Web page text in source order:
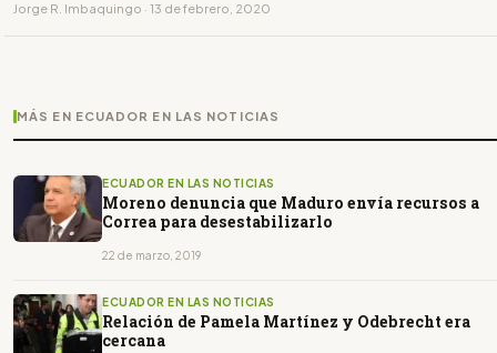
Jorge R. Imbaquingo · 13 de febrero, 2020
MÁS EN ECUADOR EN LAS NOTICIAS
ECUADOR EN LAS NOTICIAS
Moreno denuncia que Maduro envía recursos a
Correa para desestabilizarlo
22 de marzo, 2019
ECUADOR EN LAS NOTICIAS
Relación de Pamela Martínez y Odebrecht era
cercana